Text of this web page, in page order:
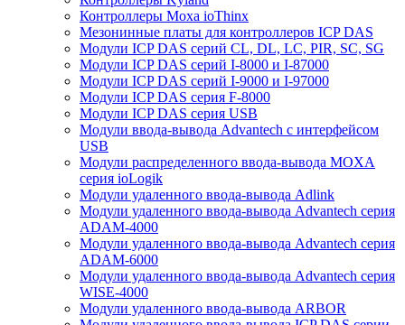
Контроллеры Moxa ioThinx
Мезонинные платы для контроллеров ICP DAS
Модули ICP DAS серий CL, DL, LC, PIR, SC, SG
Модули ICP DAS серий I-8000 и I-87000
Модули ICP DAS серий I-9000 и I-97000
Модули ICP DAS серия F-8000
Модули ICP DAS серия USB
Модули ввода-вывода Advantech с интерфейсом
USB
Модули распределенного ввода-вывода MOXA
серия ioLogik
Модули удаленного ввода-вывода Adlink
Модули удаленного ввода-вывода Advantech серия
ADAM-4000
Модули удаленного ввода-вывода Advantech серия
ADAM-6000
Модули удаленного ввода-вывода Advantech серия
WISE-4000
Модули удаленного ввода-вывода ARBOR